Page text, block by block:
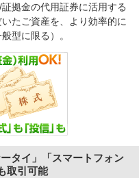
拠金の代用証券に活用する
たご資産を、より効率的に
型に限る）。
タイ」「スマートフォン
取引可能